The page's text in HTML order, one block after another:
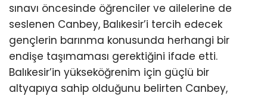
sınavı öncesinde öğrenciler ve ailelerine de
seslenen Canbey, Balıkesir’i tercih edecek
gençlerin barınma konusunda herhangi bir
endişe taşımaması gerektiğini ifade etti.
Balıkesir’in yükseköğrenim için güçlü bir
altyapıya sahip olduğunu belirten Canbey,